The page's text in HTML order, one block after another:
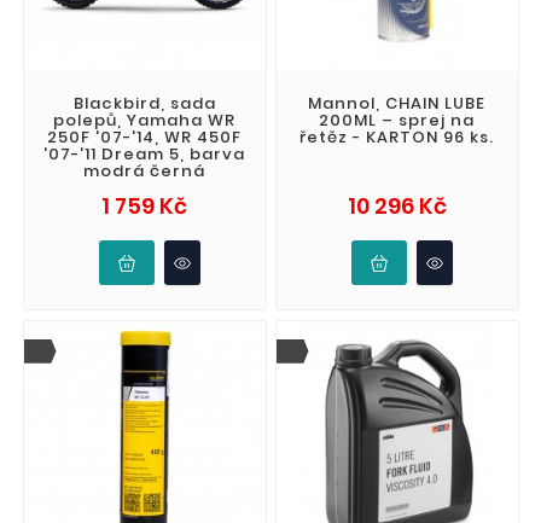
Blackbird, sada
polepů, Yamaha WR
250F '07-'14, WR 450F
'07-'11 Dream 5, barva
modrá černá
1 759 KčCena
Mannol, CHAIN LUBE
200ML – sprej na
řetěz - KARTON 96 ks.
10 296 KčCena